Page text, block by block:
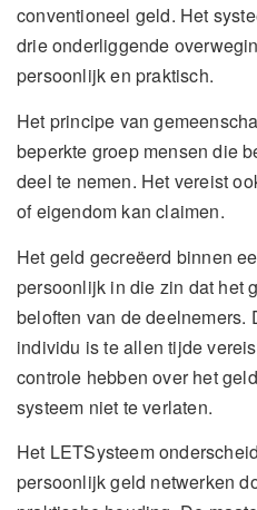
conventioneel geld. Het
drie onderliggende
persoonlijk en praktisch.
Het principe van
beperkte groep mensen die
deel te nemen. Het vereist
of eigendom kan claimen.
Het geld gecreëerd binnen
persoonlijk in die zin dat het
beloften van de deelnemers.
individu is te allen tijde
controle hebben over het
systeem niet te verlaten.
Het LETSysteem
persoonlijk geld netwerken